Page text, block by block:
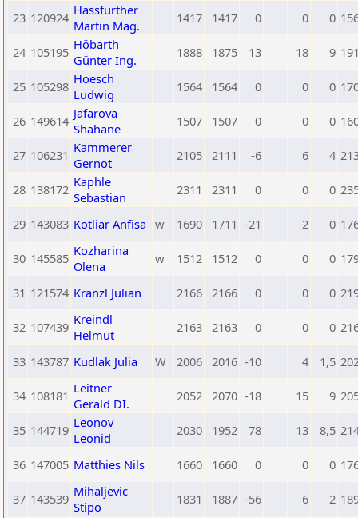
23 120924 Hassfurther
Martin Mag.
1417 1417 0 0 0
24 105195 Höbarth
Günter Ing.
1888 1875 13 18 9
25 105298 Hoesch
Ludwig
1564 1564 0 0 0
26 149614 Jafarova
Shahane
1507 1507 0 0 0
27 106231 Kammerer
Gernot
2105 2111 -6 6 4
28 138172 Kaphle
Sebastian
2311 2311 0 0 0
29 143083 Kotliar Anfisa w 1690 1711 -21 2 0
30 145585 Kozharina
Olena
w 1512 1512 0 0 0
31 121574 Kranzl Julian 2166 2166 0 0 0
32 107439 Kreindl
Helmut
2163 2163 0 0 0
33 143787 Kudlak Julia W 2006 2016 -10 4 1,5
34 108181 Leitner
Gerald DI.
2052 2070 -18 15 9
35 144719 Leonov
Leonid
2030 1952 78 13 8,5
36 147005 Matthies Nils 1660 1660 0 0 0
37 143539 Mihaljevic
Stipo
1831 1887 -56 6 2